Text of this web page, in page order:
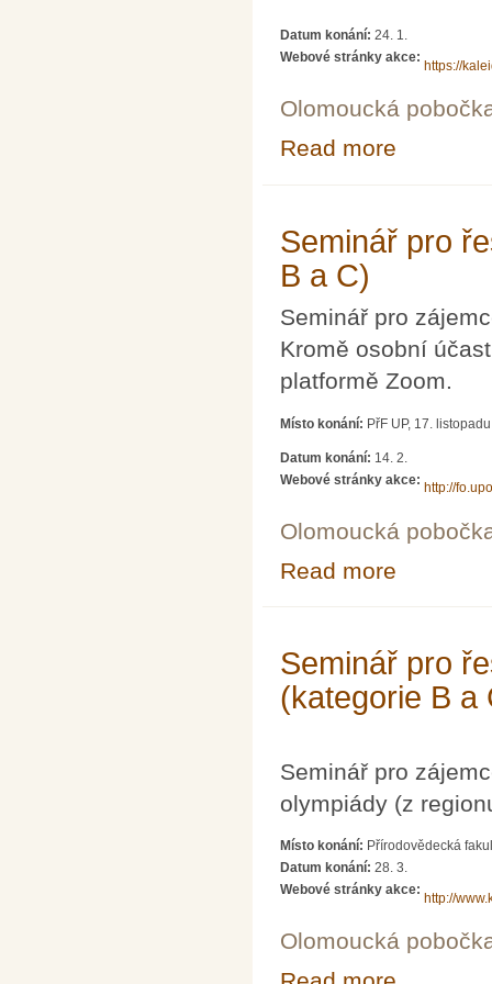
Datum konání: 24. 1.
Webové stránky akce:
https://
Olomoucká
Read more
Seminář pro
B a C)
Seminář pro
Kromě osobní
platformě Zoom.
Místo konání: PřF UP, 17.
Datum konání: 14. 2.
Webové stránky akce:
http://
Olomoucká
Read more
Seminář pro
(kategorie B a
Seminář pro
olympiády (z
Místo konání: Přírodovědecká
Datum konání: 28. 3.
Webové stránky akce:
http://
Olomoucká